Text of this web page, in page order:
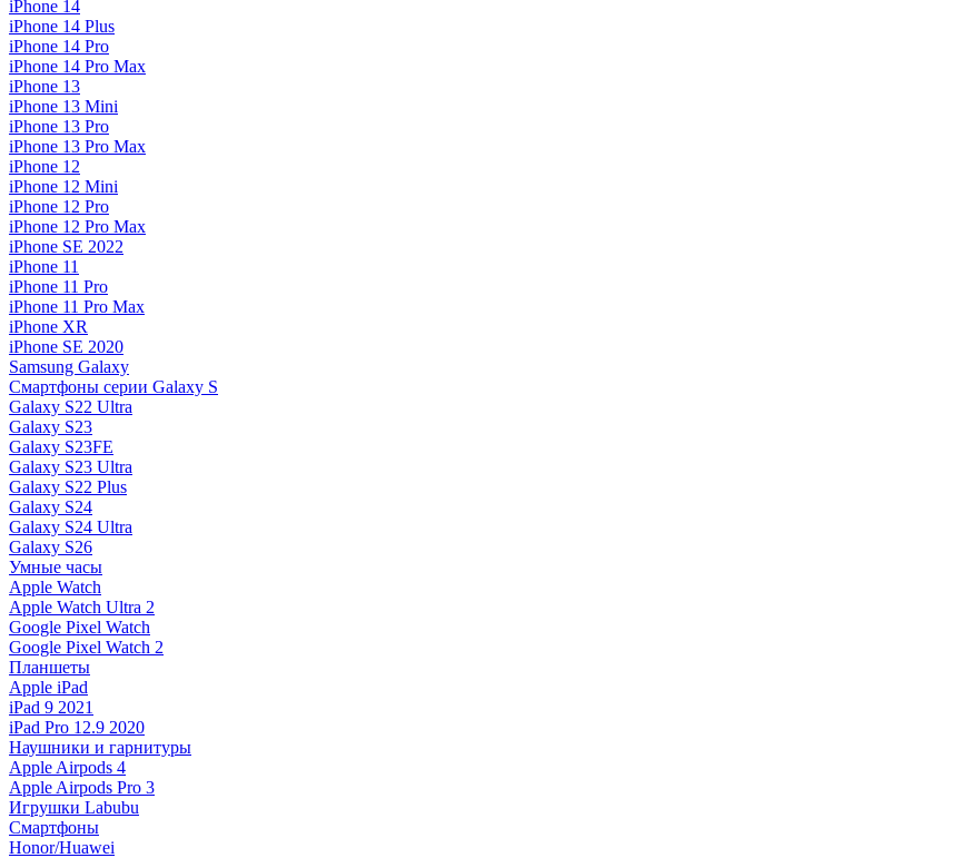
iPhone 14
iPhone 14 Plus
iPhone 14 Pro
iPhone 14 Pro Max
iPhone 13
iPhone 13 Mini
iPhone 13 Pro
iPhone 13 Pro Max
iPhone 12
iPhone 12 Mini
iPhone 12 Pro
iPhone 12 Pro Max
iPhone SE 2022
iPhone 11
iPhone 11 Pro
iPhone 11 Pro Max
iPhone XR
iPhone SE 2020
Samsung Galaxy
Смартфоны серии Galaxy S
Galaxy S22 Ultra
Galaxy S23
Galaxy S23FE
Galaxy S23 Ultra
Galaxy S22 Plus
Galaxy S24
Galaxy S24 Ultra
Galaxy S26
Умные часы
Apple Watch
Apple Watch Ultra 2
Google Pixel Watch
Google Pixel Watch 2
Планшеты
Apple iPad
iPad 9 2021
iPad Pro 12.9 2020
Наушники и гарнитуры
Apple Airpods 4
Apple Airpods Pro 3
Игрушки Labubu
Смартфоны
Honor/Huawei